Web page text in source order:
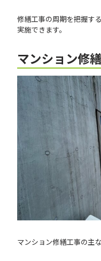
修繕工事の周期を把握す
実施できます。
マンション修
マンション修繕工事の主